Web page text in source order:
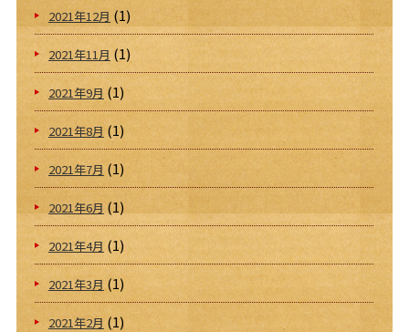
2021年12月 (1)
2021年11月 (1)
2021年9月 (1)
2021年8月(1)
2021年7月 (1)
2021年6月 (1)
2021年4月 (1)
2021年3月 (1)
2021年2月 (1)